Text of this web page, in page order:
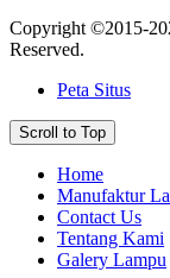
Copyright ©2015-
Reserved.
Peta Situs
Scroll to Top
Home
Manufaktur
Contact Us
Tentang Kami
Galery Lampu